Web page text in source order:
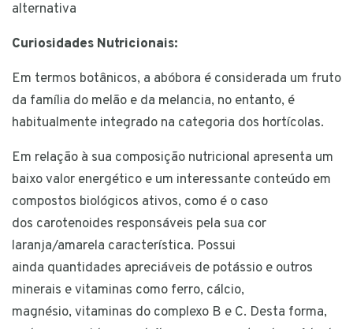
alternativa
Curiosidades Nutricionais:
Em termos botânicos, a abóbora é considerada um fruto
da família do melão e da melancia, no entanto, é
habitualmente integrado na categoria dos hortícolas.
Em relação à sua composição nutricional apresenta um
baixo valor energético e um interessante conteúdo em
compostos biológicos ativos, como é o caso
dos carotenoides responsáveis pela sua cor
laranja/amarela característica. Possui
ainda quantidades apreciáveis de potássio e outros
minerais e vitaminas como ferro, cálcio,
magnésio, vitaminas do complexo B e C. Desta forma,